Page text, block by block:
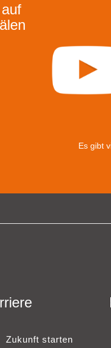
Es gibt
Zukunft starten